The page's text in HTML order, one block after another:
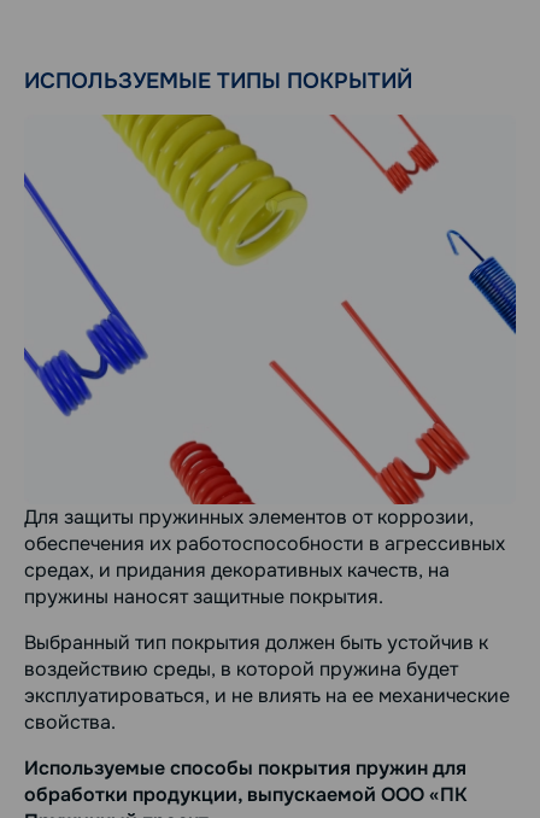
ИСПОЛЬЗУЕМЫЕ ТИПЫ ПОКРЫТИЙ
Для защиты пружинных элементов от коррозии,
обеспечения их работоспособности в агрессивных
средах, и придания декоративных качеств, на
пружины наносят защитные покрытия.
Выбранный тип покрытия должен быть устойчив к
воздействию среды, в которой пружина будет
эксплуатироваться, и не влиять на ее механические
свойства.
Используемые способы покрытия пружин для
обработки продукции, выпускаемой ООО «ПК